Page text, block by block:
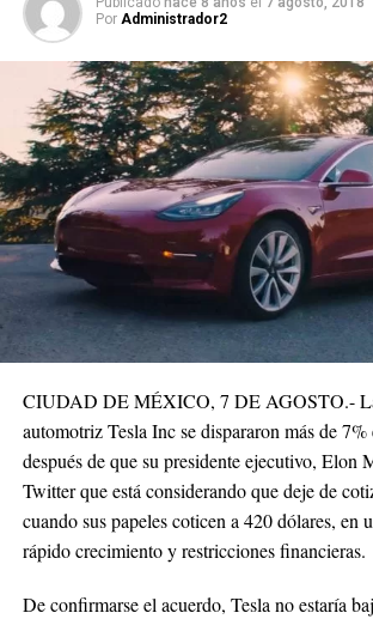
Por Administrador2
CIUDAD DE MÉXICO, 7 DE AGOSTO.-
automotriz Tesla Inc se dispararon más de 7%
después de que su presidente ejecutivo, Elon
Twitter que está considerando que deje de
cuando sus papeles coticen a 420 dólares, en
rápido crecimiento y restricciones financieras.
De confirmarse el acuerdo, Tesla no estaría